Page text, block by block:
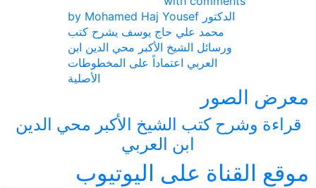
by Mohamed Haj Yousef الدكتور
محمد علي حاج يوسف يشرح كتب
ورسائل الشيخ الأكبر محي الدين ابن
العربي اعتماداً على المخطوطات
الأصلية
معرض الصور
قراءة وشرح كتب الشيخ الأكبر محي الدين
ابن العربي
موقع القناة على اليوتيوب